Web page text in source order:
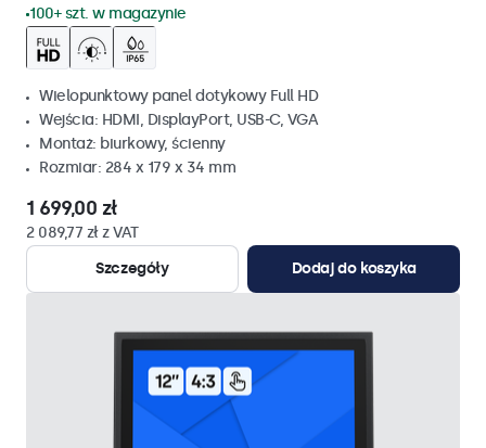
100+ szt. w magazynie
Wielopunktowy panel dotykowy Full HD
Wejścia: HDMI, DisplayPort, USB-C, VGA
Montaż: biurkowy, ścienny
Rozmiar: 284 x 179 x 34 mm
1 699,00 zł
2 089,77 zł z VAT
Szczegóły
Dodaj do koszyka